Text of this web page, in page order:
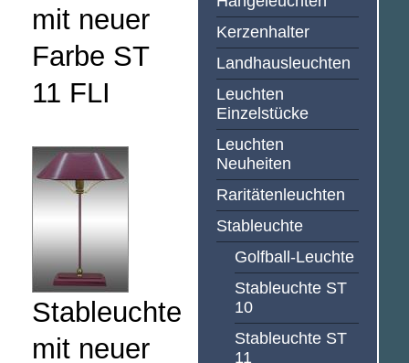
mit neuer
Farbe ST
11 FLI
Stableuchte
mit neuer
Kerzenhalter
Landhausleuchten
Leuchten
Einzelstücke
Leuchten
Neuheiten
Raritätenleuchten
Stableuchte
Golfball-Leuchte
Stableuchte ST
10
Stableuchte ST
11